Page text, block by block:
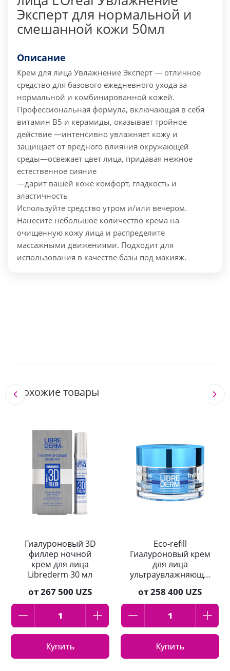
Эксперт для нормальной и
смешанной кожи 50мл
Описание
Крем для лица Увлажнение Эксперт — отличное
средство для базового ежедневного ухода за
нормальной и комбинированной кожей.
Профессиональная формула, включающая в себя
витамин B5 и керамиды, оказывает тройное
действие —интенсивно увлажняет кожу и
защищает от вредного влияния окружающей
среды—освежает цвет лица, придавая нежное
естественное сияние
—дарит вашей коже комфорт, гладкость и
эластичность
Используйте средство утром и/или вечером.
Нанесите небольшое количество крема на
очищенную кожу лица и распределите
массажными движениями. Подходит для
использования в качестве базы под макияж.
Похожие товары
Гиалуроновый 3D
филлер ночной
крем для лица
Librederm 30 мл
от267 500 UZS
Купить
Eco-refill
Гиалуроновый крем
для лица
ультраувлажняющий
кожи Librederm 50
мл
от258 400 UZS
Купить